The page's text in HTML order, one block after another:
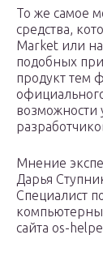
То же самое
средства,
Market или
подобных
продукт тем
возможности
Мнение
Дарья
Специалист
сайта os-